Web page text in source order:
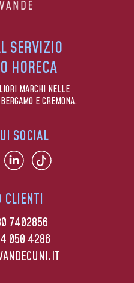
SERVIZIO
HORECA
MARCHI NELLE
E CREMONA.
CLIENTI
7402856
050 4286
SOCIAL